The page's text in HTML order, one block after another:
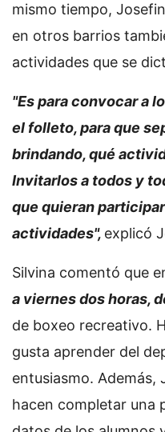
mismo tiempo,
en otros barrios
actividades que se
"Es para convocar a
el folleto, para que
brindando, qué
Invitarlos a todos y
que quieran
actividades", explicó
Silvina comentó que
a viernes dos horas,
de boxeo recreativo.
gusta aprender del
entusiasmo. Además,
hacen completar una